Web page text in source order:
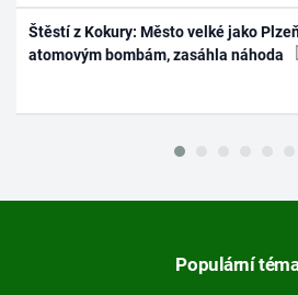
Štěstí z Kokury: Město velké jako
atomovým bombám, zasáhla náhoda
Populární